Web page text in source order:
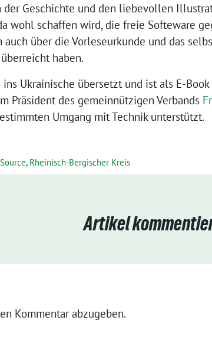
der Geschichte und den liebevollen
wohl schaffen wird, die freie Softeware
über die Vorleseurkunde und das
haben.
ins Ukrainische übersetzt und ist als E-
Präsident des gemeinnützigen Verbands
Umgang mit Technik unterstützt.
, Rheinisch-Bergischer Kreis
Artikel
Kommentar abzugeben.